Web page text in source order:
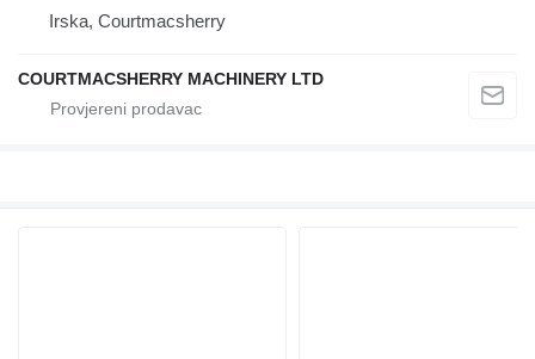
Irska, Courtmacsherry
COURTMACSHERRY MACHINERY LTD